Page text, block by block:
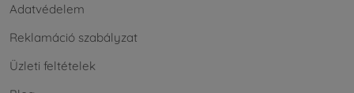
Adatvédelem
Reklamáció szabályzat
Üzleti feltételek